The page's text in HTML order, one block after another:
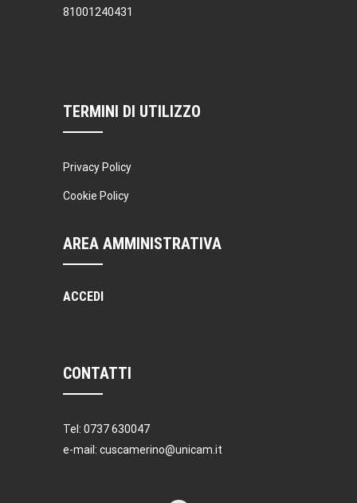
81001240431
TERMINI DI UTILIZZO
Privacy Policy
Cookie Policy
AREA AMMINISTRATIVA
ACCEDI
CONTATTI
Tel: 0737 630047
e-mail: cuscamerino@unicam.it